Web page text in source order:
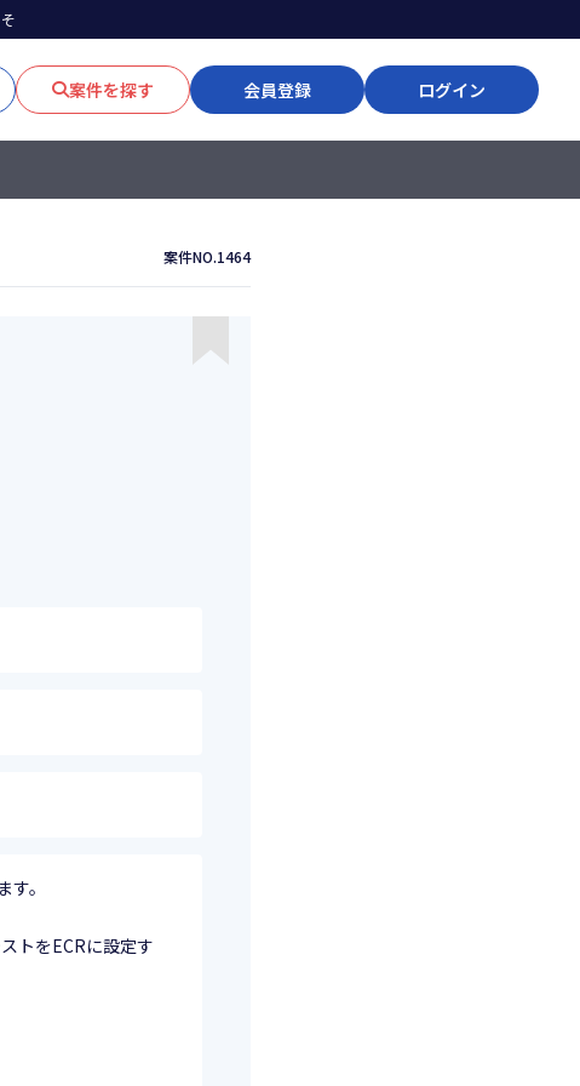
案件を探す 会員登録 ログイン
案件NO.1464
。
トをECRに設定す